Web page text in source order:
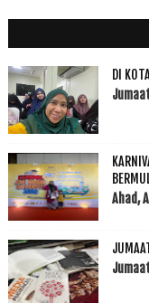
►2020(49)
►2019(118)
►2018(195)
►2017(199)
►2016(174)
►2015(199)
►2014(47)
►2013(53)
►2012(100)
►2011(63)
DI
Ahad,